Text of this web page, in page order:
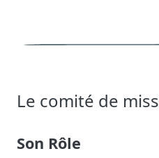
Le comité de
Son Rôle